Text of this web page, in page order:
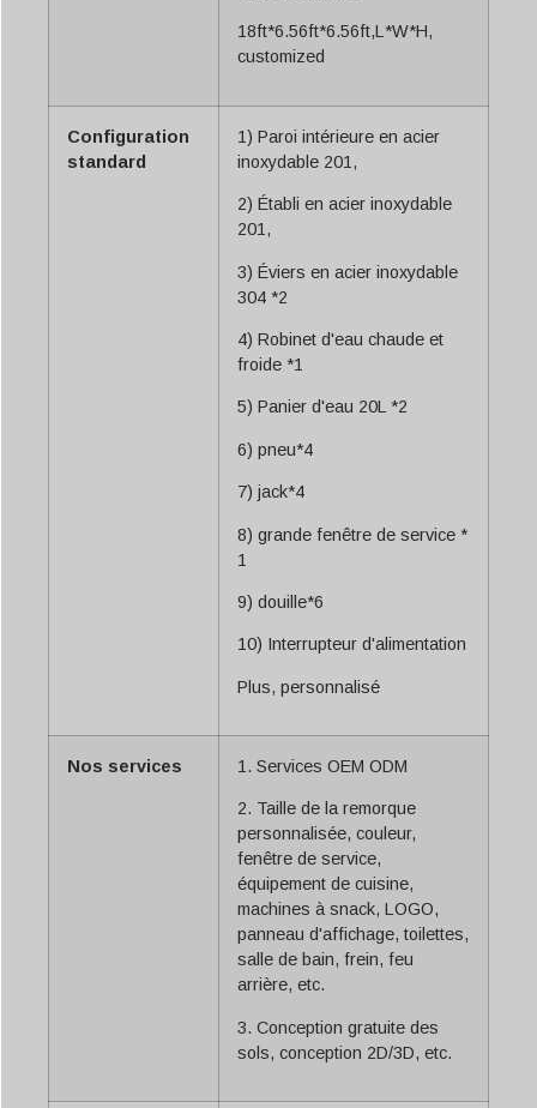
18ft*6.56ft*6.56ft,L*W*H,
customized
Configuration
standard
1) Paroi intérieure en acier
inoxydable 201,
2) Établi en acier inoxydable
201,
3) Éviers en acier inoxydable
304 *2
4) Robinet d'eau chaude et
froide *1
5) Panier d'eau 20L *2
6) pneu*4
7) jack*4
8) grande fenêtre de service *
1
9) douille*6
10) Interrupteur d'alimentation
Plus, personnalisé
Nos services 1. Services OEM ODM
2. Taille de la remorque
personnalisée, couleur,
fenêtre de service,
équipement de cuisine,
machines à snack, LOGO,
panneau d'affichage, toilettes,
salle de bain, frein, feu
arrière, etc.
3. Conception gratuite des
sols, conception 2D/3D, etc.